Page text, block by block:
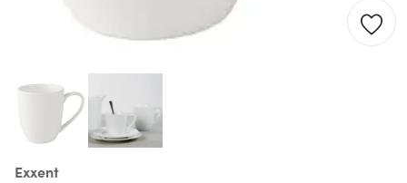
Exxent